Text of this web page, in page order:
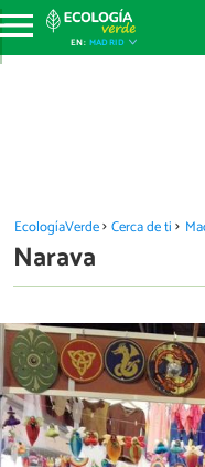
EN: MADRID
EcologíaVerde Cerca de ti
Narava